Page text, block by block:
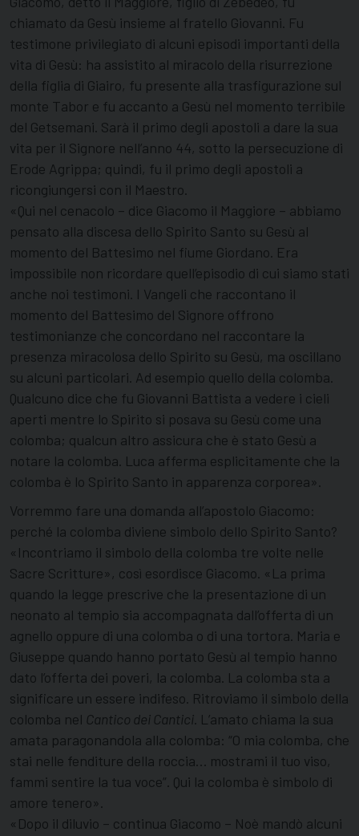
chiamato da Gesù insieme al fratello Giovanni. Fu
testimone privilegiato di alcuni episodi importanti della
vita di Gesù: ha assistito al miracolo della risurrezione
della figlia di Giairo, fu presente alla trasfigurazione sul
monte Tabor e fu accanto a Gesù nel momento terribile
del Getsemani. Sarà il primo degli apostoli a dare la sua
vita per il Signore nell’anno 44, sotto la persecuzione di
Erode Agrippa; quindi, fu il primo degli apostoli a
ricongiungersi con il Maestro.
«Qui nel cenacolo – dice Giacomo il Maggiore – abbiamo
pensato alla discesa dello Spirito Santo su Gesù al
momento del Battesimo nel fiume Giordano. Era
impossibile non ricordare quell’episodio di cui siamo stati
anche noi testimoni. I Vangeli che raccontano il
momento del Battesimo del Signore offrono
testimonianze che concordano nel raccontare la
presenza miracolosa dello Spirito su Gesù, ma oscillano
su alcuni particolari. Ad esempio quello della colomba.
Qualcuno dice che fu Giovanni Battista a vedere i cieli
aperti mentre lo Spirito si posava su Gesù come una
colomba; qualcun altro assicura che è stato Gesù a
notare la colomba. Luca afferma esplicitamente che la
colomba è lo Spirito Santo in apparenza corporea».
Vorremmo fare una domanda all’apostolo Giacomo:
perché la colomba diviene simbolo dello Spirito Santo?
«Incontriamo il simbolo della colomba tre volte nelle
Sacre Scritture», così esordisce Giacomo. «La prima
quando la legge prescrive che la presentazione di un
neonato al tempio sia accompagnata dall’offerta di un
agnello oppure di una colomba o di una tortora. Maria e
Giuseppe quando hanno portato Gesù al tempio hanno
dato l’offerta dei poveri, la colomba. La colomba sta a
significare un essere indifeso. Ritroviamo il simbolo della
colomba nel Cantico dei Cantici . L’amato chiama la sua
amata paragonandola alla colomba: “O mia colomba, che
stai nelle fenditure della roccia… mostrami il tuo viso,
fammi sentire la tua voce”. Qui la colomba è simbolo di
amore tenero».
«Dopo il diluvio – continua Giacomo – Noè mandò alcuni